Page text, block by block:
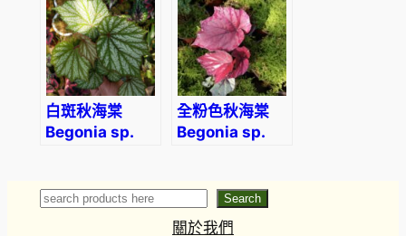
白斑秋海棠
Begonia sp.
全粉色秋海棠
Begonia sp.
Search Search
關於我們